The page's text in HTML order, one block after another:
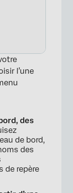
l’une
des
de bord,
des
de repère